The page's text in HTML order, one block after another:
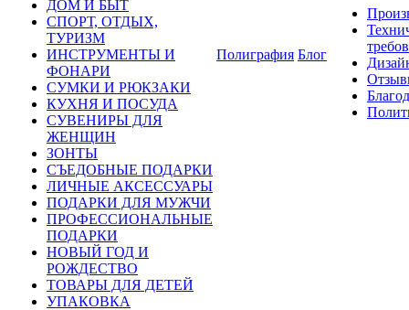
ДОМ И БЫТ
СПОРТ, ОТДЫХ,
ТУРИЗМ
ИНСТРУМЕНТЫ И
ФОНАРИ
СУМКИ И РЮКЗАКИ
КУХНЯ И ПОСУДА
СУВЕНИРЫ ДЛЯ
ЖЕНЩИН
ЗОНТЫ
СЪЕДОБНЫЕ ПОДАРКИ
ЛИЧНЫЕ АКСЕССУАРЫ
ПОДАРКИ ДЛЯ МУЖЧИ
ПРОФЕССИОНАЛЬНЫЕ
ПОДАРКИ
НОВЫЙ ГОД И
РОЖДЕСТВО
ТОВАРЫ ДЛЯ ДЕТЕЙ
УПАКОВКА
Полиграфия Блог